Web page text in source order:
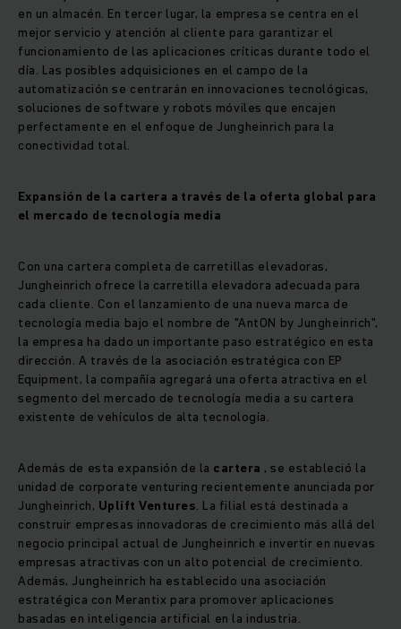
en un almacén. En tercer lugar, la empresa se centra en el
mejor servicio y atención al cliente para garantizar el
funcionamiento de las aplicaciones críticas durante todo el
día. Las posibles adquisiciones en el campo de la
automatización se centrarán en innovaciones tecnológicas,
soluciones de software y robots móviles que encajen
perfectamente en el enfoque de Jungheinrich para la
conectividad total.
Expansión de la cartera a través de la oferta global para
el mercado de tecnología media
Con una cartera completa de carretillas elevadoras,
Jungheinrich ofrece la carretilla elevadora adecuada para
cada cliente. Con el lanzamiento de una nueva marca de
tecnología media bajo el nombre de "AntON by Jungheinrich",
la empresa ha dado un importante paso estratégico en esta
dirección. A través de la asociación estratégica con EP
Equipment, la compañía agregará una oferta atractiva en el
segmento del mercado de tecnología media a su cartera
existente de vehículos de alta tecnología.
Además de esta expansión de la cartera , se estableció la
unidad de corporate venturing recientemente anunciada por
Jungheinrich, Uplift Ventures. La filial está destinada a
construir empresas innovadoras de crecimiento más allá del
negocio principal actual de Jungheinrich e invertir en nuevas
empresas atractivas con un alto potencial de crecimiento.
Además, Jungheinrich ha establecido una asociación
estratégica con Merantix para promover aplicaciones
basadas en inteligencia artificial en la industria.